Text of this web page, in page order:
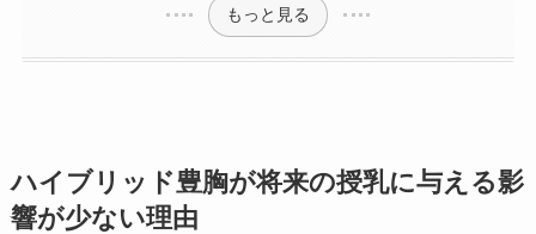
もっと見る
ハイブリッド豊胸が将来の授乳に与える影
響が少ない理由